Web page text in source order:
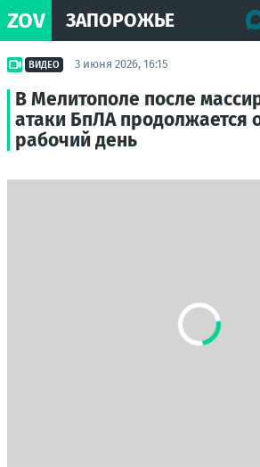
ZOV ЗАПОРОЖЬЕ
ВИДЕО 3 июня 2026, 16:15
В Мелитополе после
атаки БпЛА продолжается
рабочий день